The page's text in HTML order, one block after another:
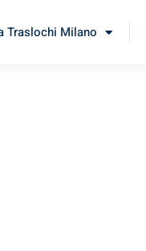
Traslochi Milano